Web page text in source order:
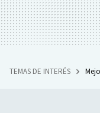
TEMAS DE INTERÉS